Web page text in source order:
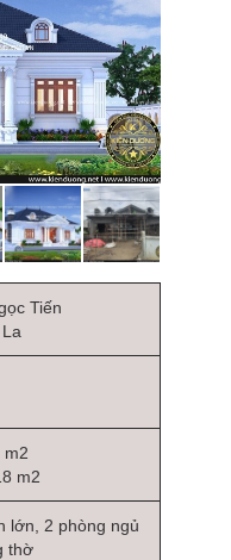
Tiến
m2
m2
lớn, 2 phòng ngủ
thờ